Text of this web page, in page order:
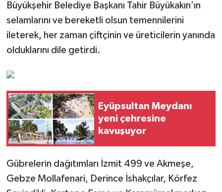
Büyükşehir Belediye Başkanı Tahir Büyükakın’ın
selamlarını ve bereketli olsun temennilerini
ileterek, her zaman çiftçinin ve üreticilerin yanında
olduklarını dile getirdi.
Eyüpsultan Meydanı
yeni çehresine
kavuşuyor
Gübrelerin dağıtımları İzmit 499 ve Akmeşe,
Gebze Mollafenari, Derince İshakçılar, Körfez